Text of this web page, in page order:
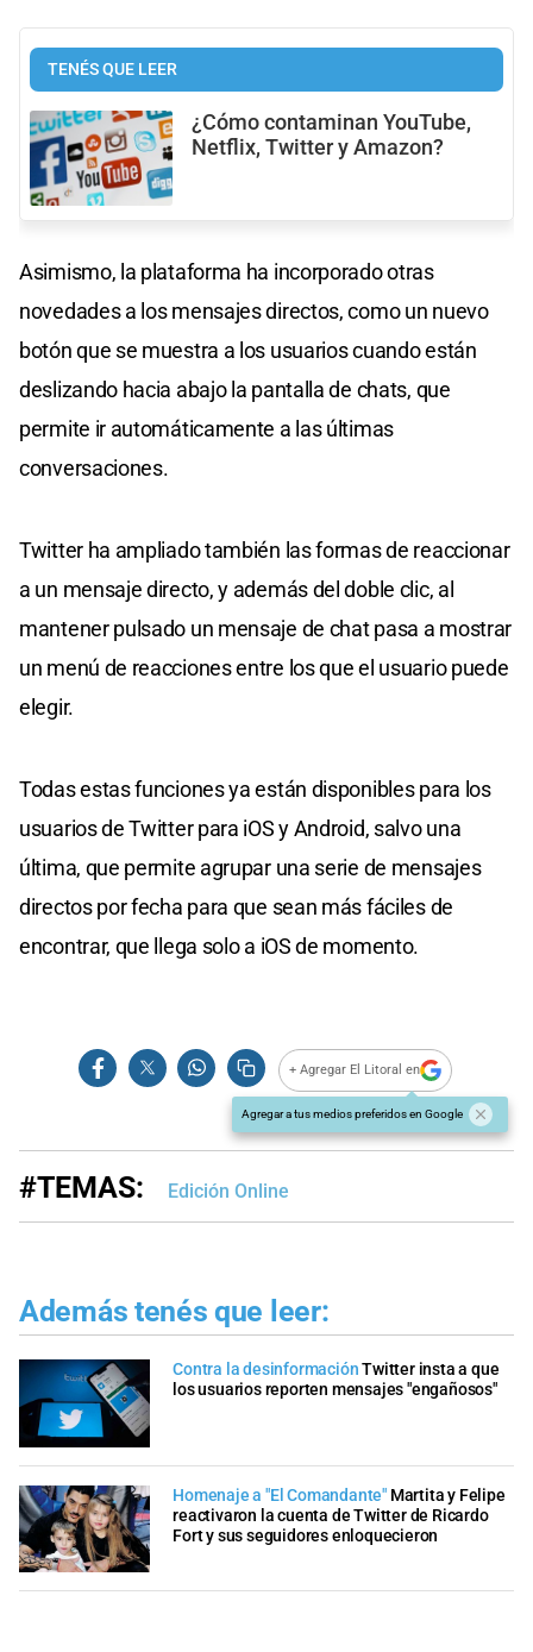
TENÉS QUE LEER
¿Cómo contaminan YouTube,
Netflix, Twitter y Amazon?
Asimismo, la plataforma ha incorporado otras
novedades a los mensajes directos, como un nuevo
botón que se muestra a los usuarios cuando están
deslizando hacia abajo la pantalla de chats, que
permite ir automáticamente a las últimas
conversaciones.
Twitter ha ampliado también las formas de reaccionar
a un mensaje directo, y además del doble clic, al
mantener pulsado un mensaje de chat pasa a mostrar
un menú de reacciones entre los que el usuario puede
elegir.
Todas estas funciones ya están disponibles para los
usuarios de Twitter para iOS y Android, salvo una
última, que permite agrupar una serie de mensajes
directos por fecha para que sean más fáciles de
encontrar, que llega solo a iOS de momento.
+ Agregar El Litoral en
Agregar a tus medios preferidos en Google
#TEMAS: Edición Online
Además tenés que leer:
Contra la desinformaciónTwitter insta a que
los usuarios reporten mensajes "engañosos"
Homenaje a "El Comandante" Martita y Felipe
reactivaron la cuenta de Twitter de Ricardo
Fort y sus seguidores enloquecieron